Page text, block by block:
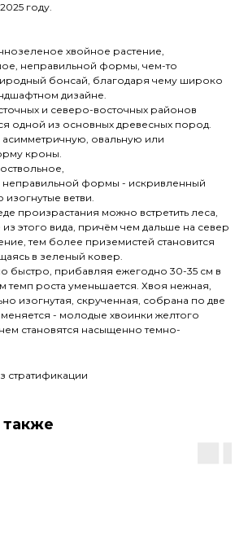
году.
хвойное растение,
неправильной формы, чем-то
бонсай, благодаря чему широко
дизайне.
и северо-восточных районов
одной из основных древесных пород.
овальную или
кроны.
неправильной формы - искривленный
изогнутые ветви.
произрастания можно встретить леса,
этого вида, причём чем дальше на север
тем более приземистей становится
в зеленый ковер.
быстро, прибавляя ежегодно 30-35 см в
темп роста уменьшается. Хвоя нежная,
изогнутая, скрученная, собрана по две
меняется - молодые хвоинки желтого
становятся насыщенно темно-
стратификации
также